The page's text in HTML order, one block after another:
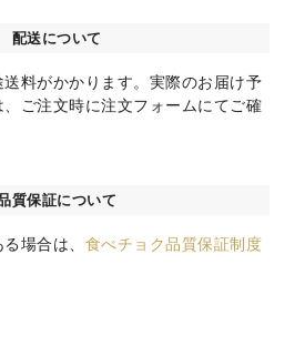
配送について
料がかかります。実際のお届け予
ご注文時に注文フォームにてご確
質保証について
場合は、 食べチョク品質保証制度